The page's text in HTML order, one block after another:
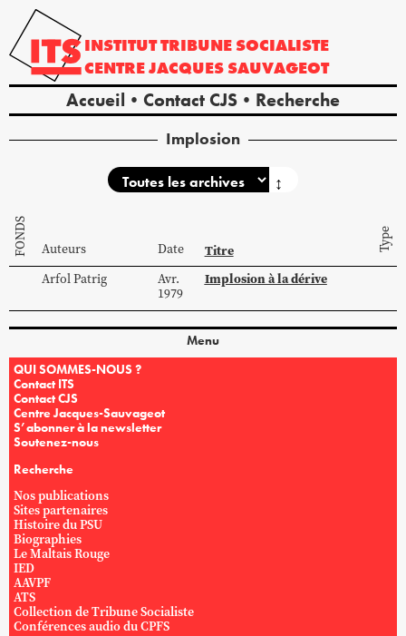
INSTITUTTRIBUNE SOCIALISTE
CENTREJACQUES SAUVAGEOT
Accueil Contact CJS Recherche
Implosion
↕
FONDS Auteurs Date Titre Type
ArfolPatrig
Avr.
1979
Implosion à la dérive
Menu
QUI SOMMES-NOUS ?
Contact ITS
Contact CJS
Centre Jacques-Sauvageot
S’abonner à la newsletter
Soutenez-nous
Recherche
Nos publications
Sites partenaires
Histoire du PSU
Biographies
Le Maltais Rouge
IED
AAVPF
ATS
Collection de Tribune Socialiste
Conférences audio du CPFS